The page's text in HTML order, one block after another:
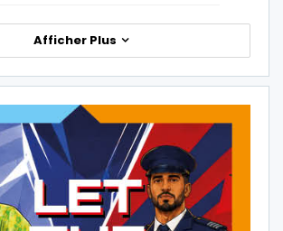
Afficher Plus